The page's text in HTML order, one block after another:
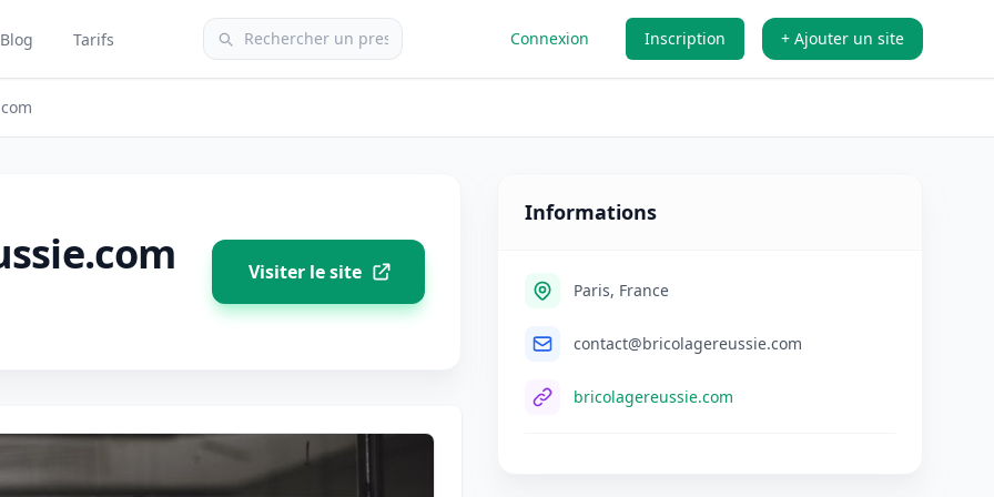
Blog Tarifs Connexion Inscription + Ajouter un site
Visiter le site
Informations
Paris, France
contact@bricolagereussie.com
bricolagereussie.com